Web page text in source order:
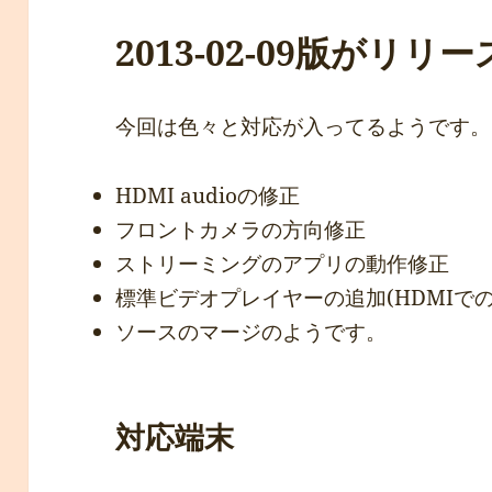
2013-02-09版がリリー
今回は色々と対応が入ってるようです。
HDMI audioの修正
フロントカメラの方向修正
ストリーミングのアプリの動作修正
標準ビデオプレイヤーの追加(HDMIで
ソースのマージのようです。
対応端末